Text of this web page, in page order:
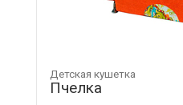
Детская кушетка
Пчелка